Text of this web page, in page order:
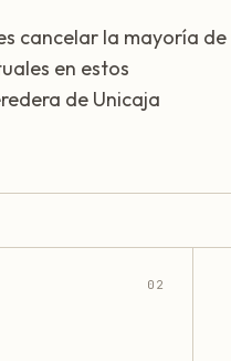
cancelar la mayoría de
en estos
de Unicaja
02